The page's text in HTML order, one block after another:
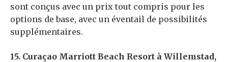
sont conçus avec un prix tout compris pour les
options de base, avec un éventail de possibilités
supplémentaires.
15. Curaçao Marriott Beach Resort à Willemstad,